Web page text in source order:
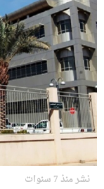
نشر منذ 7 سنوات